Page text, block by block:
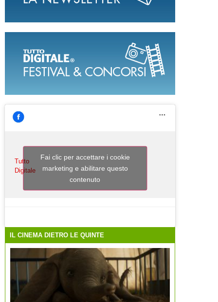
Tutto
Digitale
Fai clic per accettare i cookie
marketing e abilitare questo
contenuto
IL CINEMA DIETRO LE QUINTE